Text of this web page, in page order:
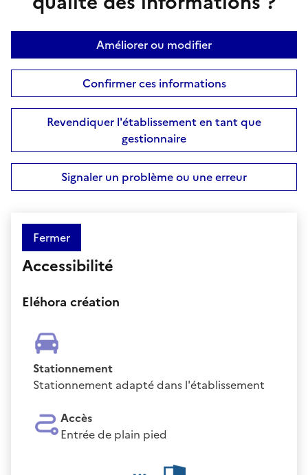
Améliorer ou modifier
Confirmer ces informations
Revendiquer l'établissement en tant que
gestionnaire
Signaler un problème ou une erreur
Fermer
Accessibilité
Eléhora création
Stationnement
Stationnement adapté dans l'établissement
Accès
Entrée de plain pied